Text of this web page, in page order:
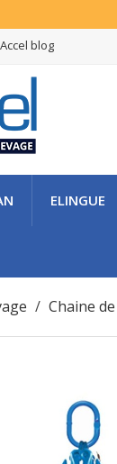
Accel blog
ELINGUE
Chaine